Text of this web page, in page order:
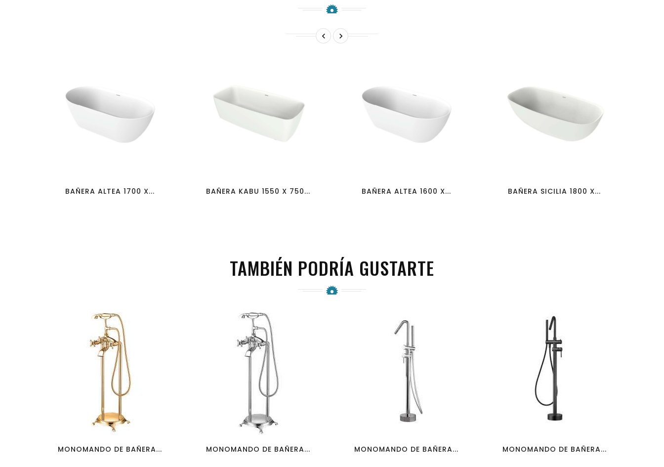
 
BAÑERA ALTEA 1700 X... BAÑERA KABU 1550 X 750... BAÑERA ALTEA 1600 X... BAÑERA SICILIA 1800 X...
TAMBIÉN PODRÍA GUSTARTE
favorite_border visibility
MONOMANDO DE BAÑERA...
favorite_border visibility
MONOMANDO DE BAÑERA...
favorite_border visibility
MONOMANDO DE BAÑERA...
favorite_border visibility
MONOMANDO DE BAÑERA...